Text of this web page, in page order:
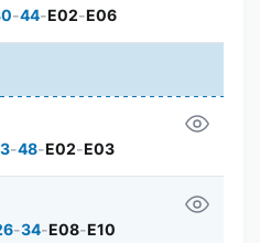
-44-E02-E06
-48-E02-E03
-34-E08-E10